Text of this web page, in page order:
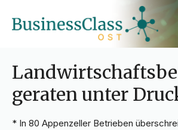
geraten unter
* In 80 Appenzeller Betrieben